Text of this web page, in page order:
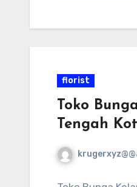
florist
Toko
Tengah